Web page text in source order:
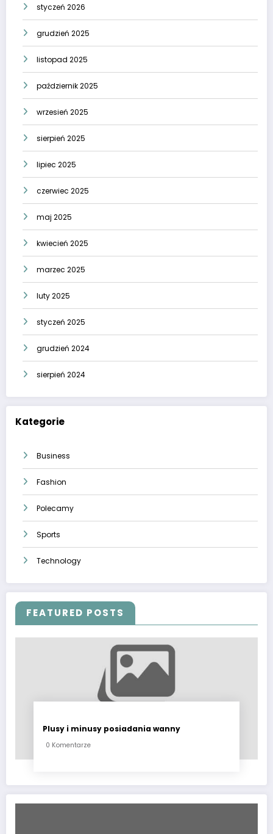
styczeń 2026
grudzień 2025
listopad 2025
październik 2025
wrzesień 2025
sierpień 2025
lipiec 2025
czerwiec 2025
maj 2025
kwiecień 2025
marzec 2025
luty 2025
styczeń 2025
grudzień 2024
sierpień 2024
Kategorie
Business
Fashion
Polecamy
Sports
Technology
FEATURED POSTS
Plusy i minusy posiadania wanny
0 Komentarze